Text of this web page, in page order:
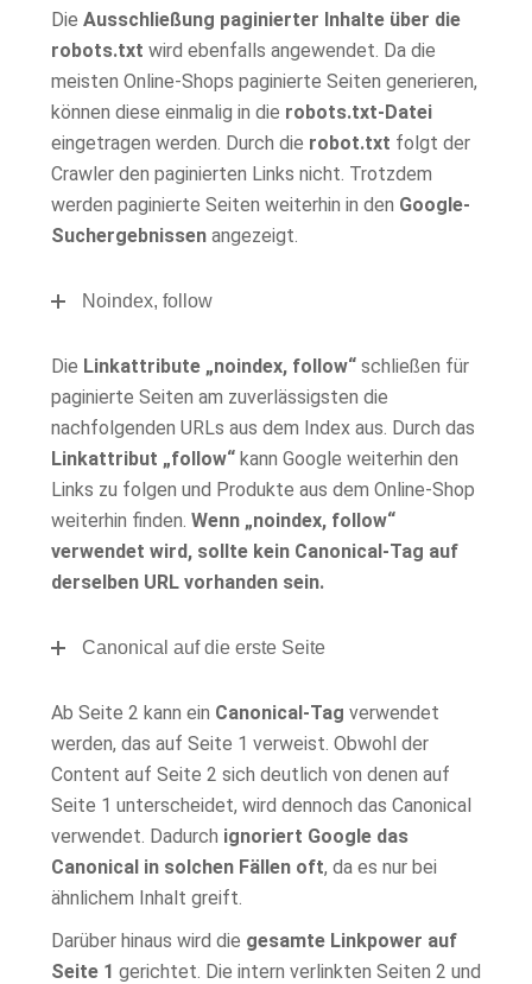
Die Ausschließung paginierter Inhalte über die
robots.txt wird ebenfalls angewendet. Da die
meisten Online-Shops paginierte Seiten generieren,
können diese einmalig in die robots.txt-Datei
eingetragen werden. Durch die robot.txt folgt der
Crawler den paginierten Links nicht. Trotzdem
werden paginierte Seiten weiterhin in den Google-
Suchergebnissen angezeigt.
Noindex, follow
Die Linkattribute „noindex, follow“ schließen für
paginierte Seiten am zuverlässigsten die
nachfolgenden URLs aus dem Index aus. Durch das
Linkattribut „follow“ kann Google weiterhin den
Links zu folgen und Produkte aus dem Online-Shop
weiterhin finden. Wenn „noindex, follow“
verwendet wird, sollte kein Canonical-Tag auf
derselben URL vorhanden sein.
Canonical auf die erste Seite
Ab Seite 2 kann ein Canonical-Tag verwendet
werden, das auf Seite 1 verweist. Obwohl der
Content auf Seite 2 sich deutlich von denen auf
Seite 1 unterscheidet, wird dennoch das Canonical
verwendet. Dadurch ignoriert Google das
Canonical in solchen Fällen oft, da es nur bei
ähnlichem Inhalt greift.
Darüber hinaus wird die gesamte Linkpower auf
Seite 1 gerichtet. Die intern verlinkten Seiten 2 und